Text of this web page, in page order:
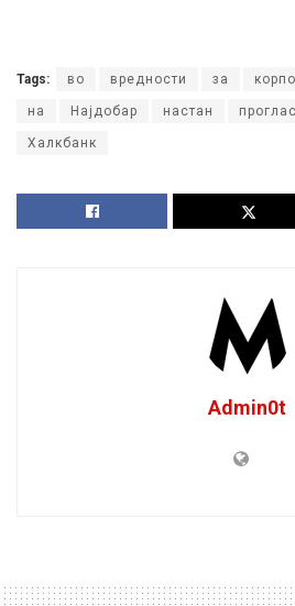
Tags: во вредности за
на Најдобар настан
Халкбанк
Admin0t